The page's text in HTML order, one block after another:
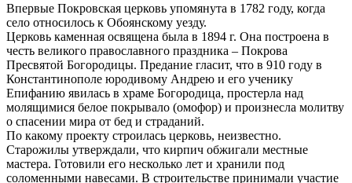
Впервые Покровская церковь упомянута в 1782 году, когда
село относилось к Обоянскому уезду.
Церковь каменная освящена была в 1894 г. Она построена в
честь великого православного праздника – Покрова
Пресвятой Богородицы. Предание гласит, что в 910 году в
Константинополе юродивому Андрею и его ученику
Епифанию явилась в храме Богородица, простерла над
молящимися белое покрывало (омофор) и произнесла молитву
о спасении мира от бед и страданий.
По какому проекту строилась церковь, неизвестно.
Старожилы утверждали, что кирпич обжигали местные
мастера. Готовили его несколько лет и хранили под
соломенными навесами. В строительстве принимали участие